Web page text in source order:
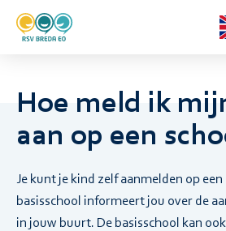
Hoe meld ik
aan op een
Je kunt je kind zelf aanmelden op een
basisschool informeert jou over de
in jouw buurt. De basisschool kan